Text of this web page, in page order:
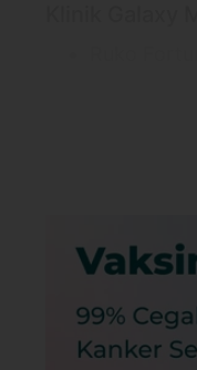
Klinik Galaxy
Ruko
Jam
E-
Booking
Untuk
Syarat